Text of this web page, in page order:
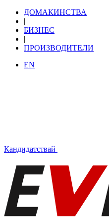
ДОМАКИНСТВА
|
БИЗНЕС
|
ПРОИЗВОДИТЕЛИ
EN
Кандидатствай